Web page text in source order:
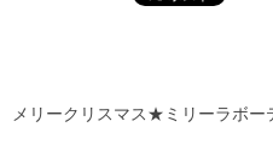
メリークリスマス★ミリーラボ